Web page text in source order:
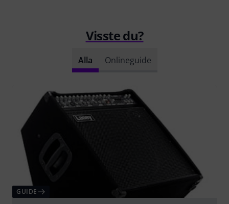
Visste du?
Alla Onlineguide
GUIDE